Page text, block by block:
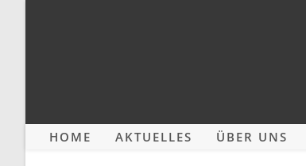
HOME AKTUELLES ÜBER UNS